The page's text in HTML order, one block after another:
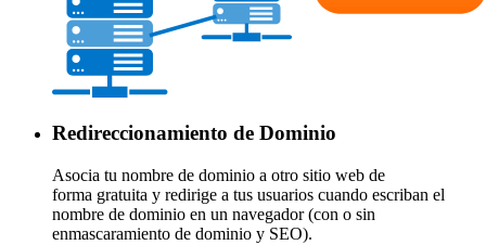
Redireccionamiento de Dominio
Asocia tu nombre de dominio a otro sitio web de
forma gratuita y redirige a tus usuarios cuando escriban el
nombre de dominio en un navegador (con o sin
enmascaramiento de dominio y SEO).